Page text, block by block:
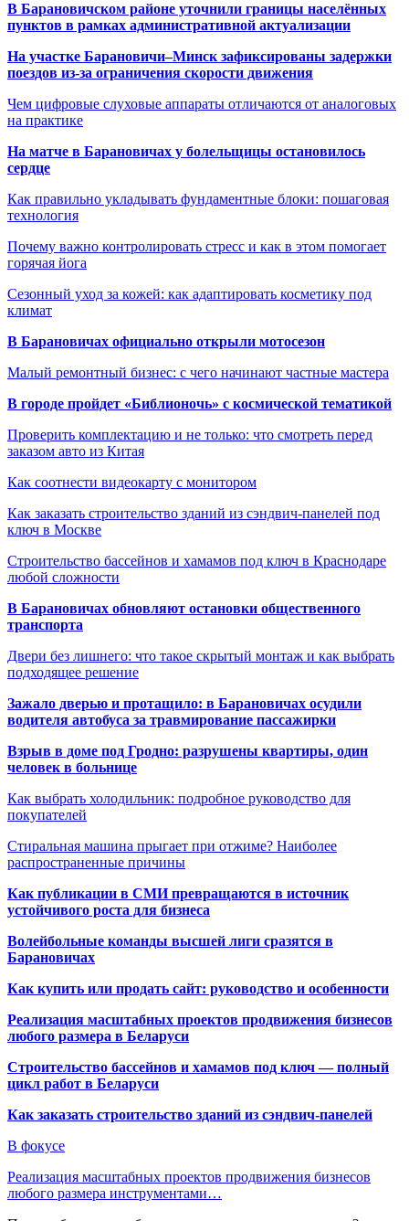
В Барановичском районе уточнили границы населённых
пунктов в рамках административной актуализации
На участке Барановичи–Минск зафиксированы задержки
поездов из-за ограничения скорости движения
Чем цифровые слуховые аппараты отличаются от аналоговых
на практике
На матче в Барановичах у болельщицы остановилось
сердце
Как правильно укладывать фундаментные блоки: пошаговая
технология
Почему важно контролировать стресс и как в этом помогает
горячая йога
Сезонный уход за кожей: как адаптировать косметику под
климат
В Барановичах официально открыли мотосезон
Малый ремонтный бизнес: с чего начинают частные мастера
В городе пройдет «Библионочь» с космической тематикой
Проверить комплектацию и не только: что смотреть перед
заказом авто из Китая
Как соотнести видеокарту с монитором
Как заказать строительство зданий из сэндвич-панелей под
ключ в Москве
Строительство бассейнов и хамамов под ключ в Краснодаре
любой сложности
В Барановичах обновляют остановки общественного
транспорта
Двери без лишнего: что такое скрытый монтаж и как выбрать
подходящее решение
Зажало дверью и протащило: в Барановичах осудили
водителя автобуса за травмирование пассажирки
Взрыв в доме под Гродно: разрушены квартиры, один
человек в больнице
Как выбрать холодильник: подробное руководство для
покупателей
Стиральная машина прыгает при отжиме? Наиболее
распространенные причины
Как публикации в СМИ превращаются в источник
устойчивого роста для бизнеса
Волейбольные команды высшей лиги сразятся в
Барановичах
Как купить или продать сайт: руководство и особенности
Реализация масштабных проектов продвижения бизнесов
любого размера в Беларуси
Строительство бассейнов и хамамов под ключ — полный
цикл работ в Беларуси
Как заказать строительство зданий из сэндвич-панелей
В фокусе
Реализация масштабных проектов продвижения бизнесов
любого размера инструментами…